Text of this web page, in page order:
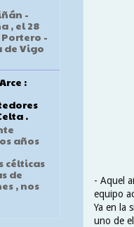
- Aquel
equipo
Ya en la
uno de
-
, el 28
Portero -
de Vigo
:
.
años
célticas
de
, nos